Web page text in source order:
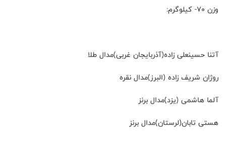
وزن ۷۰- کیلوگرم:
آتنا حسینعلی زاده(آذربایجان غربی)مدال طلا
روژان شریف زاده (البرز)مدال نقره
آلما هاشمی (یزد)مدال برنز
هستی تابان(لرستان)مدال برنز